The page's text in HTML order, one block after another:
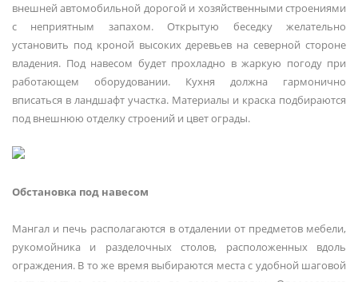
внешней автомобильной дорогой и хозяйственными строениями
с неприятным запахом. Открытую беседку желательно
установить под кроной высоких деревьев на северной стороне
владения. Под навесом будет прохладно в жаркую погоду при
работающем оборудовании. Кухня должна гармонично
вписаться в ландшафт участка. Материалы и краска подбираются
под внешнюю отделку строений и цвет ограды.
Обстановка под навесом
Мангал и печь располагаются в отдалении от предметов мебели,
рукомойника и разделочных столов, расположенных вдоль
ограждения. В то же время выбираются места с удобной шаговой